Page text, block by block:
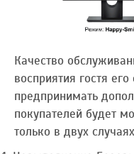
Качество
восприятия гостя
предпринимать
покупателей будет
только в двух